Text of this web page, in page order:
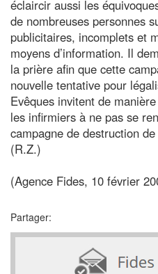
éclaircir aussi les
de nombreuses personnes
publicitaires, incomplets et
moyens d’information. Il
la prière afin que cette
nouvelle tentative pour
Evêques invitent de
les infirmiers à ne pas se
campagne de destruction
(R.Z.)
(Agence Fides, 10 février
Partager: